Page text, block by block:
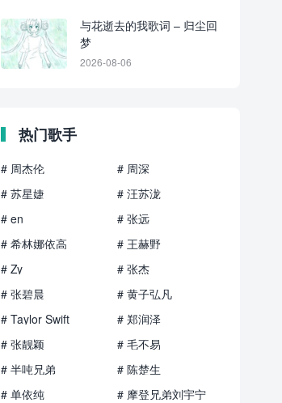
与花逝去的我歌词 – 归尘回
梦
2026-08-06
热门歌手
# 周杰伦
# 周深
# 苏星婕
# 汪苏泷
# en
# 张远
# 希林娜依高
# 王赫野
# Zy
# 张杰
# 张碧晨
# 黄子弘凡
# Taylor Swift
# 郑润泽
# 张靓颖
# 毛不易
# 半吨兄弟
# 陈楚生
# 单依纯
# 摩登兄弟刘宇宁